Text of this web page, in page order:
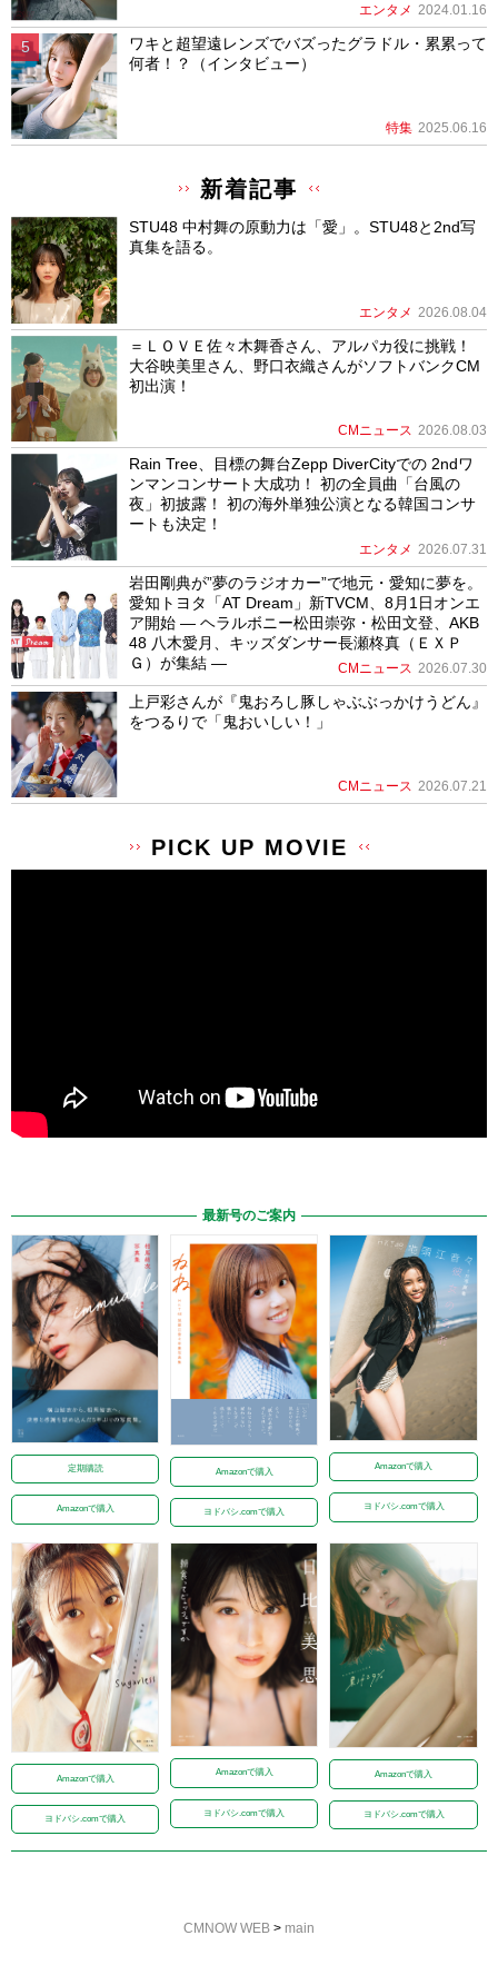
エンタメ 2024.01.16
ワキと超望遠レンズでバズったグラドル・累累って
何者！？（インタビュー）
特集 2025.06.16
新着記事
STU48 中村舞の原動力は「愛」。STU48と2nd写
真集を語る。
エンタメ 2026.08.04
＝ＬＯＶＥ佐々木舞香さん、アルパカ役に挑戦！
大谷映美里さん、野口衣織さんがソフトバンクCM
初出演！
CMニュース 2026.08.03
Rain Tree、目標の舞台Zepp DiverCityでの 2ndワ
ンマンコンサート大成功！ 初の全員曲「台風の
夜」初披露！ 初の海外単独公演となる韓国コンサ
ートも決定！
エンタメ 2026.07.31
岩田剛典が”夢のラジオカー”で地元・愛知に夢を。
愛知トヨタ「AT Dream」新TVCM、8月1日オンエ
ア開始 ― ヘラルボニー松田崇弥・松田文登、AKB
48 八木愛月、キッズダンサー長瀬柊真（ＥＸＰ
Ｇ）が集結 ―
CMニュース 2026.07.30
上戸彩さんが『鬼おろし豚しゃぶぶっかけうどん』
をつるりで「鬼おいしい！」
CMニュース 2026.07.21
PICK UP MOVIE
最新号のご案内
定期購読
Amazonで購入
Amazonで購入
ヨドバシ.comで購入
Amazonで購入
ヨドバシ.comで購入
Amazonで購入
ヨドバシ.comで購入
Amazonで購入
ヨドバシ.comで購入
Amazonで購入
ヨドバシ.comで購入
CMNOW WEB > main